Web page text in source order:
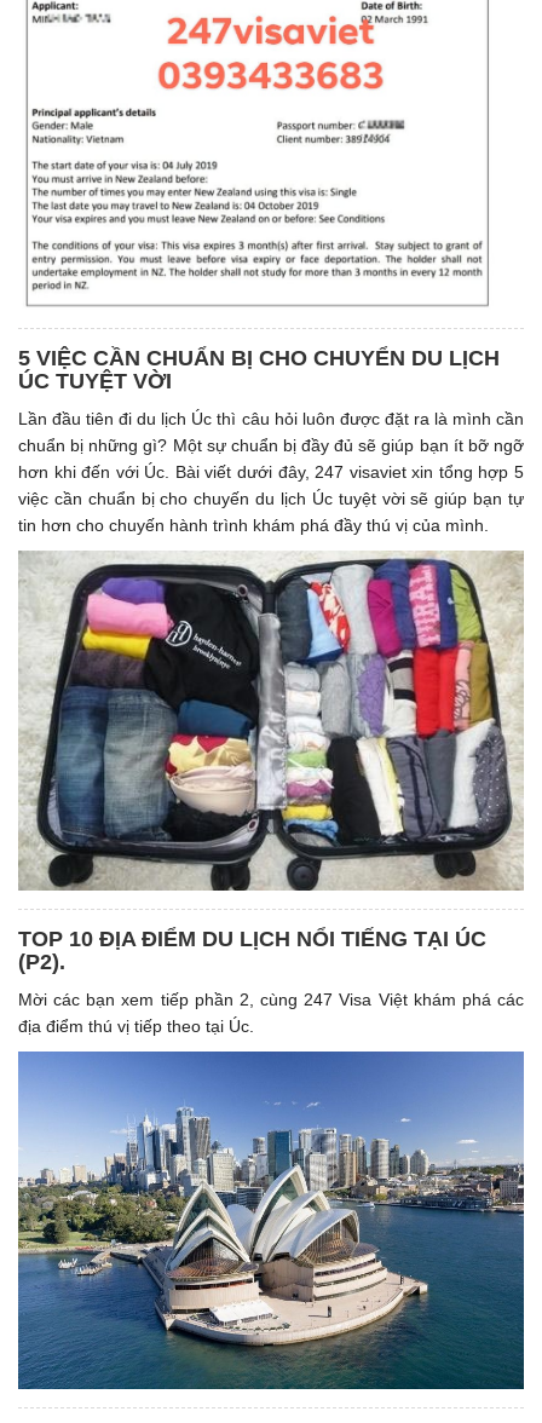
5 VIỆC CẦN CHUẨN BỊ CHO CHUYỂN DU LỊCH
ÚC TUYỆT VỜI
Lần đầu tiên đi du lịch Úc thì câu hỏi luôn được đặt ra là mình cần
chuẩn bị những gì? Một sự chuẩn bị đầy đủ sẽ giúp bạn ít bỡ ngỡ
hơn khi đến với Úc. Bài viết dưới đây, 247 visaviet xin tổng hợp 5
việc cần chuẩn bị cho chuyến du lịch Úc tuyệt vời sẽ giúp bạn tự
tin hơn cho chuyến hành trình khám phá đầy thú vị của mình.
TOP 10 ĐỊA ĐIỂM DU LỊCH NỔI TIẾNG TẠI ÚC
(P2).
Mời các bạn xem tiếp phần 2, cùng 247 Visa Việt khám phá các
địa điểm thú vị tiếp theo tại Úc.